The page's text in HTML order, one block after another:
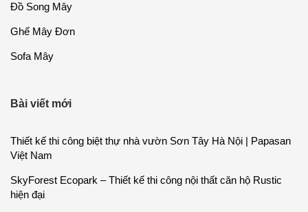
Đồ Song Mây
Ghế Mây Đơn
Sofa Mây
Bài viết mới
Thiết kế thi công biệt thự nhà vườn Sơn Tây Hà Nội | Papasan
Việt Nam
SkyForest Ecopark – Thiết kế thi công nội thất căn hộ Rustic
hiện đại